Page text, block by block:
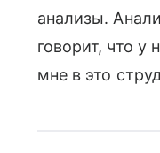
анализы.
говорит, что
мне в это